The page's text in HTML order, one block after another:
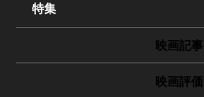
特集
映画記事
映画評価